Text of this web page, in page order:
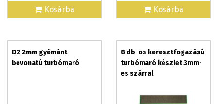
Kosárba Kosárba
D2 2mm gyémánt
bevonatú turbómaró
8 db-os keresztfogazású
turbómaró készlet 3mm-
es szárral